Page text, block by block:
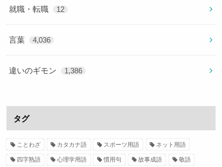
就職・転職 12
言葉 4,036
違いのギモン 1,386
タグ
ことわざ カタカナ語 スポーツ用語 ネット用語
四字熟語 心理学用語 慣用句 故事成語 敬語